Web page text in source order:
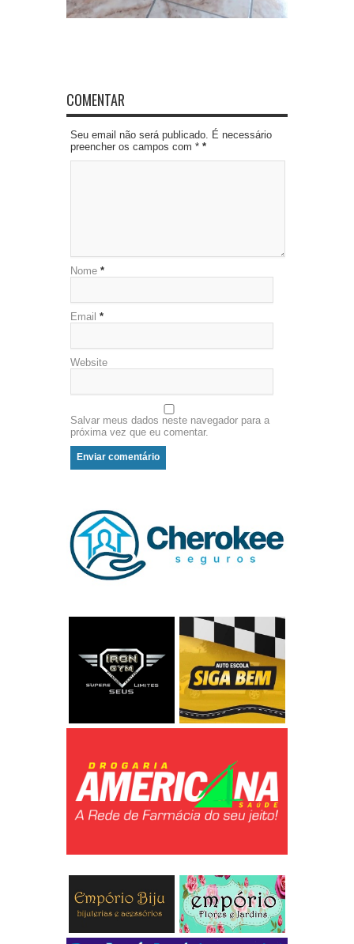
COMENTAR
Seu email não será publicado. É necessário
preencher os campos com * *
Nome *
Email *
Website
Salvar meus dados neste navegador para a
próxima vez que eu comentar.